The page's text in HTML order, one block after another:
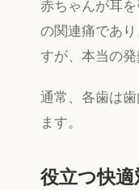
赤ちゃんが耳
の関連痛であ
すが、本当の
通常、各歯は
ます。
役立つ快